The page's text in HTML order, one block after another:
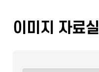
이미지 자료실